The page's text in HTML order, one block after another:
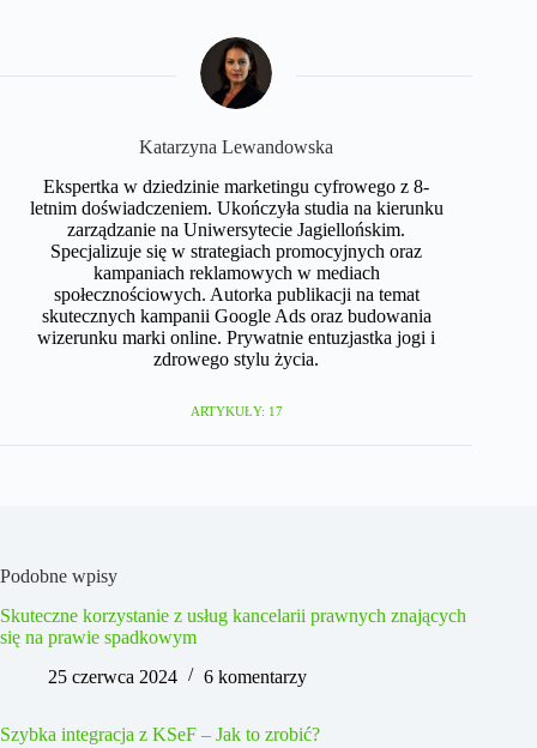
Katarzyna Lewandowska
Ekspertka w dziedzinie marketingu cyfrowego z 8-
letnim doświadczeniem. Ukończyła studia na kierunku
zarządzanie na Uniwersytecie Jagiellońskim.
Specjalizuje się w strategiach promocyjnych oraz
kampaniach reklamowych w mediach
społecznościowych. Autorka publikacji na temat
skutecznych kampanii Google Ads oraz budowania
wizerunku marki online. Prywatnie entuzjastka jogi i
zdrowego stylu życia.​
ARTYKUŁY: 17
Podobne wpisy
Skuteczne korzystanie z usług kancelarii prawnych znających
się na prawie spadkowym
25 czerwca 2024
6 komentarzy
Szybka integracja z KSeF – Jak to zrobić?